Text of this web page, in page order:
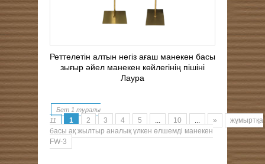
Реттелетін алтын негіз ағаш манекен басы
зығыр әйел манекен көйлегінің пішіні
Лаура
Бет 1 туралы
11
1 2 3 4 5 ... 10 ... »
жұмыртқа
басы ақ жылтыр аналық үлкен өлшемді манекен
FW-3